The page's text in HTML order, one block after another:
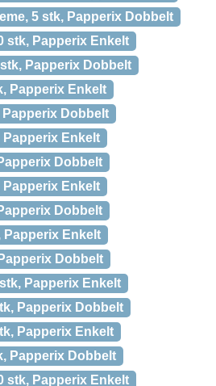
5 stk, Papperix Dobbelt
stk, Papperix Enkelt
Papperix Dobbelt
Papperix Enkelt
Papperix Dobbelt
Papperix Enkelt
Dobbelt
Papperix Enkelt
Dobbelt
Papperix Enkelt
Dobbelt
Papperix Enkelt
Papperix Dobbelt
Papperix Enkelt
Papperix Dobbelt
stk, Papperix Enkelt